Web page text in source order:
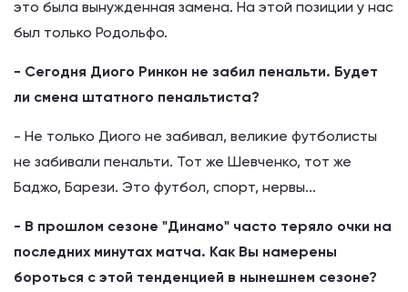
это была вынужденная замена. На этой позиции у нас
был только Родольфо.
- Сегодня Диого Ринкон не забил пенальти. Будет
ли смена штатного пенальтиста?
- Не только Диого не забивал, великие футболисты
не забивали пенальти. Тот же Шевченко, тот же
Баджо, Барези. Это футбол, спорт, нервы...
- В прошлом сезоне "Динамо" часто теряло очки на
последних минутах матча. Как Вы намерены
бороться с этой тенденцией в нынешнем сезоне?